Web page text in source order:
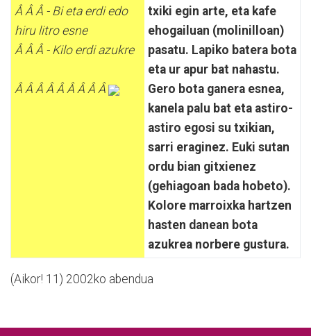
Â Â Â - Bi eta erdi edo
hiru litro esne
Â Â Â - Kilo erdi azukre
Â Â Â Â Â Â Â Â Â
txiki egin arte, eta kafe
ehogailuan (molinilloan)
pasatu. Lapiko batera bota
eta ur apur bat nahastu.
Gero bota ganera esnea,
kanela palu bat eta astiro-
astiro egosi su txikian,
sarri eraginez. Euki sutan
ordu bian gitxienez
(gehiagoan bada hobeto).
Kolore marroixka hartzen
hasten danean bota
azukrea norbere gustura.
(Aikor! 11) 2002ko abendua